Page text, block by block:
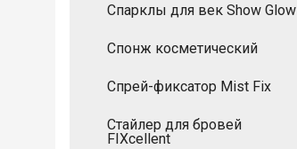
Спарклы для век Show Glow
Спонж косметический
Спрей-фиксатор Mist Fix
Стайлер для бровей
FIXcellent